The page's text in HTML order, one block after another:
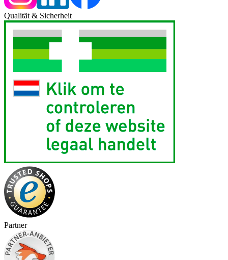
Qualität & Sicherheit
Partner